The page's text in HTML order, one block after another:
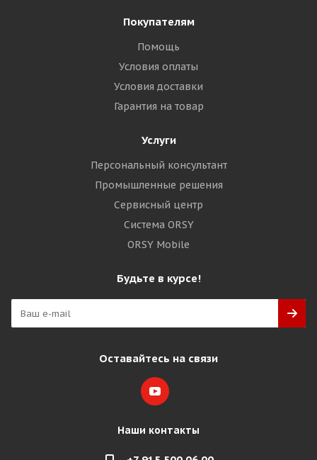
Покупателям
Помощь
Условия оплаты
Условия доставки
Гарантия на товар
Услуги
Персональный консультант
Промышленные решения
Сервисный центр
Система ORSY
ORSY Mobile
Будьте в курсе!
Оставайтесь на связи
Наши контакты